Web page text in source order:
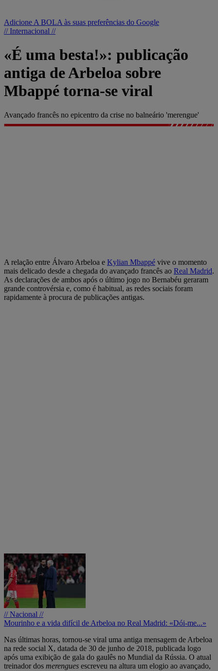
Adicione A BOLA às suas preferências do Google
// Internacional //
«É uma besta!»: publicação
antiga de Arbeloa sobre
Mbappé torna-se viral
Avançado francês no epicentro da crise no balneário 'merengue'
A relação entre Álvaro Arbeloa e Kylian Mbappé vive o momento
mais delicado desde a chegada do avançado francês ao Real Madrid.
As declarações de ambos após o último jogo no Bernabéu geraram
grande controvérsia e, como é habitual, as redes sociais foram
rapidamente à procura de publicações antigas.
// Nacional //
Mourinho e a vida difícil de Arbeloa no Real Madrid: «Dói-me...»
Nas últimas horas, tornou-se viral uma antiga mensagem de Arbeloa
na rede social X, datada de 30 de junho de 2018, publicada logo
após uma exibição de gala do gaulês no Mundial da Rússia. O atual
treinador dos merengues escreveu na altura um elogio ao avançado,